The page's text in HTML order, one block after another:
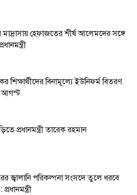
মাদ্রাসায় হেফাজতের শীর্ষ আলেমদের সঙ্গে
শিক্ষার্থীদের বিনামূল্যে ইউনিফর্ম বিতরণ
প্রধানমন্ত্রী তারেক রহমান
জ্বালানি পরিকল্পনা সংসদে তুলে ধরবে